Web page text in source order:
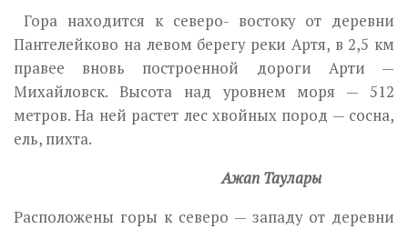
Гора находится к северо- востоку от деревни
Пантелейково на левом берегу реки Артя, в 2,5 км
правее вновь построенной дороги Арти —
Михайловск. Высота над уровнем моря — 512
метров. На ней растет лес хвойных пород — сосна,
ель, пихта.
Ажап Таулары
Расположены горы к северо — западу от деревни